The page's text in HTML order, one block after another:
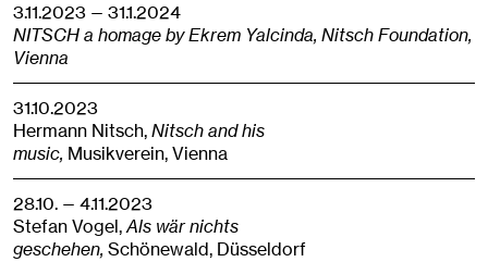
3.11.2023 — 31.1.2024
NITSCH a homage by Ekrem Yalcinda, Nitsch Foundation,
Vienna
31.10.2023
Hermann Nitsch,Nitsch and his
music, Musikverein,Vienna
28.10. — 4.11.2023
Stefan Vogel,Als wär nichts
geschehen, Schönewald, Düsseldorf